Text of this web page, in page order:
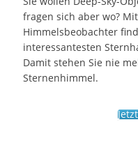
fragen sich aber wo?
Himmelsbeobachter
interessantesten
Damit stehen Sie nie
Sternenhimmel.